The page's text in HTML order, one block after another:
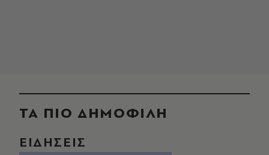
ΤΑ ΠΙΟ ΔΗΜΟΦΙΛΗ
ΕΙΔΗΣΕΙΣ